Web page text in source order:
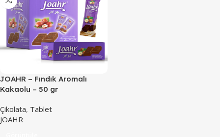
JOAHR – Fındık Aromalı
Kakaolu – 50 gr
Çikolata, Tablet
JOAHR